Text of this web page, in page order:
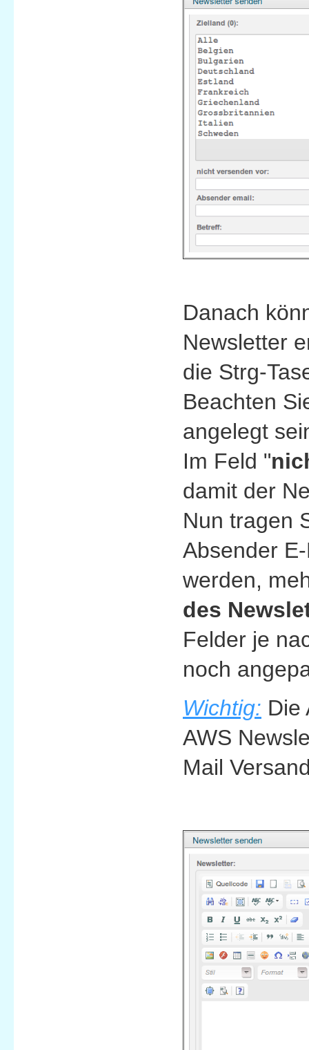
Danach
Newsletter
die Strg-
Beachten
angelegt
Im Feld "
damit der
Nun tragen
Absender
werden,
des
Felder je
noch
Wichtig: Die
AWS
Mail